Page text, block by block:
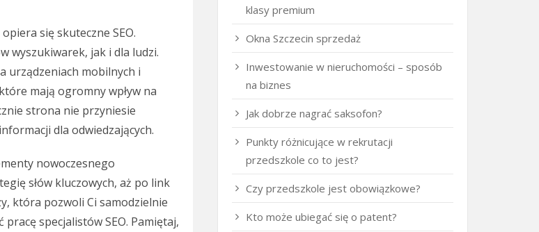
się skuteczne SEO.
wyszukiwarek, jak i dla ludzi.
urządzeniach mobilnych i
mają ogromny wpływ na
strona nie przyniesie
dla odwiedzających.
nowoczesnego
słów kluczowych, aż po link
która pozwoli Ci samodzielnie
specjalistów SEO. Pamiętaj,
klasy premium
Okna Szczecin sprzedaż
Inwestowanie w nieruchomości – sposób
na biznes
Jak dobrze nagrać saksofon?
Punkty różnicujące w rekrutacji
przedszkole co to jest?
Czy przedszkole jest obowiązkowe?
Kto może ubiegać się o patent?